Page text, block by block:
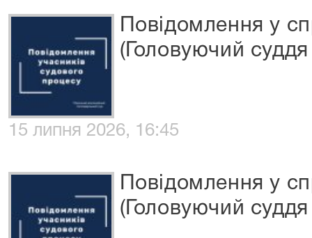
Повідомлення у
(Головуючий
15 липня 2026, 16:45
Повідомлення у
(Головуючий